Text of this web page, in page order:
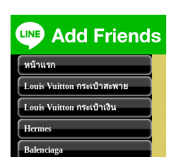
หน้าแรก
Louis Vuitton กระเป๋าสะพาย
Louis Vuitton กระเป๋าเงิน
Hermes
Balenciaga